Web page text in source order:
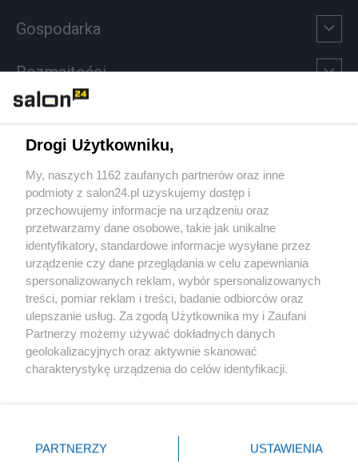
Gospodarka
Rozmaitości
Sport
Społeczeństwo
Kultura
X Facebook Instagram Youtube
Drogi Użytkowniku,
My, naszych 1162 zaufanych partnerów oraz inne
podmioty z salon24.pl uzyskujemy dostęp i
przechowujemy informacje na urządzeniu oraz
przetwarzamy dane osobowe, takie jak unikalne
identyfikatory, standardowe informacje wysyłane przez
urządzenie czy dane przeglądania w celu zapewniania
spersonalizowanych reklam, wybór spersonalizowanych
treści, pomiar reklam i treści, badanie odbiorców oraz
ulepszanie usług. Za zgodą Użytkownika my i Zaufani
Partnerzy możemy używać dokładnych danych
geolokalizacyjnych oraz aktywnie skanować
charakterystykę urządzenia do celów identyfikacji.
zmienić/wycofać klikając przycisk ustawień prywatności
znajdujący się w lewym dolnym rogu strony
PARTNERZY USTAWIENIA